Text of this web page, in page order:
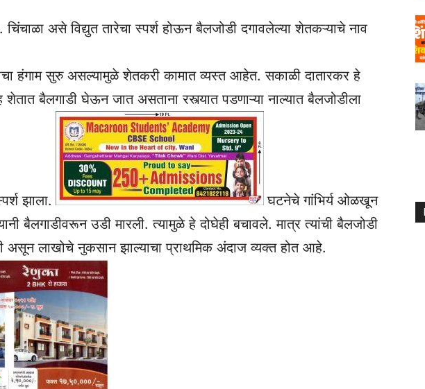
चिंचाळा असे विद्युत तारेचा स्पर्श होऊन बैलजोडी दगावलेल्या शेतकऱ्याचे नाव
हंगाम सुरु असल्यामुळे शेतकरी कामात व्यस्त आहेत. सकाळी दातारकर हे
बैलगाडी घेऊन जात असताना रस्त्यात पडणाऱ्या नाल्यात बैलजोडीला
झाला.
घटनेचे गांभिर्य ओळखून
बैलगाडीवरून उडी मारली. त्यामुळे हे दोघेही बचावले. मात्र त्यांची बैलजोडी
असून लाखोचे नुकसान झाल्याचा प्राथमिक अंदाज व्यक्त होत आहे.